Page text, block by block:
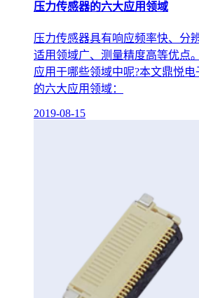
压力传感器的六大应用领域
压力传感器具有响应频率快、分
适用领域广、测量精度高等优点
应用于哪些领域中呢?本文鼎悦
的六大应用领域：
2019-08-15